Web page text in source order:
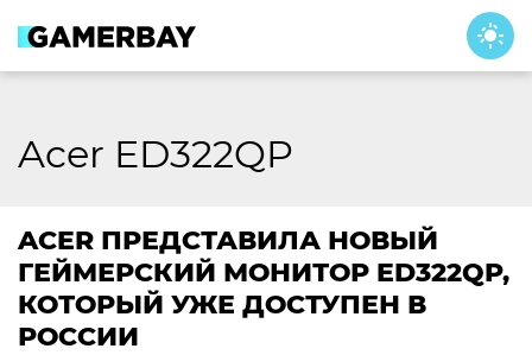
content
Acer ED322QP
ACER ПРЕДСТАВИЛА НОВЫЙ
ГЕЙМЕРСКИЙ МОНИТОР ED322QP,
КОТОРЫЙ УЖЕ ДОСТУПЕН В
РОССИИ